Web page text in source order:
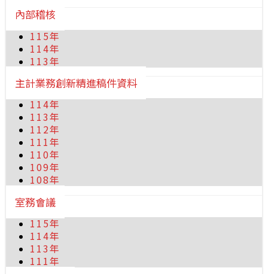
內部稽核
115年
114年
113年
主計業務創新精進稿件資料
114年
113年
112年
111年
110年
109年
108年
室務會議
115年
114年
113年
111年